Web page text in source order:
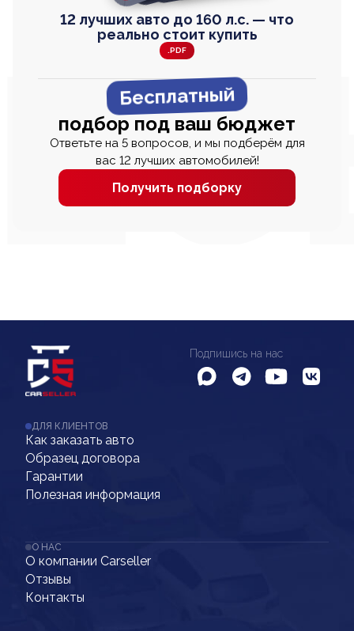
12 лучших авто до 160 л.с. — что
реально стоит купить
.PDF
Бесплатный
подбор под ваш бюджет
Ответьте на 5 вопросов, и мы подберём для
вас 12 лучших автомобилей!
Получить подборку
Подпишись на нас
ДЛЯ КЛИЕНТОВ
Как заказать авто
Образец договора
Гарантии
Полезная информация
О НАС
О компании Carseller
Отзывы
Контакты